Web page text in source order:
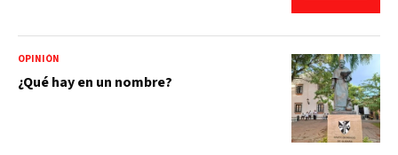
OPINIÓN
¿Qué hay en un nombre?